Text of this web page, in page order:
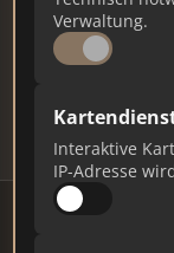
Verwaltung.
Interaktive
IP-Adresse
RHEINLAND-PFALZ
98
Makler